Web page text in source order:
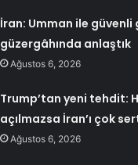
İran: Umman ile güvenli
güzergâhında anlaştık
Ağustos 6, 2026
Trump’tan yeni tehdit:
açılmazsa İran’ı çok
Ağustos 6, 2026